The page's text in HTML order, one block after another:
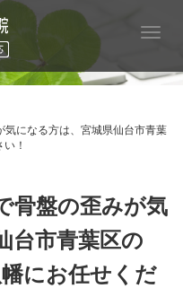
T
g
e
i
g
i
o
になる方は、宮城県仙台市青葉
！
骨盤の歪みが気
台市青葉区の
にお任せくだ